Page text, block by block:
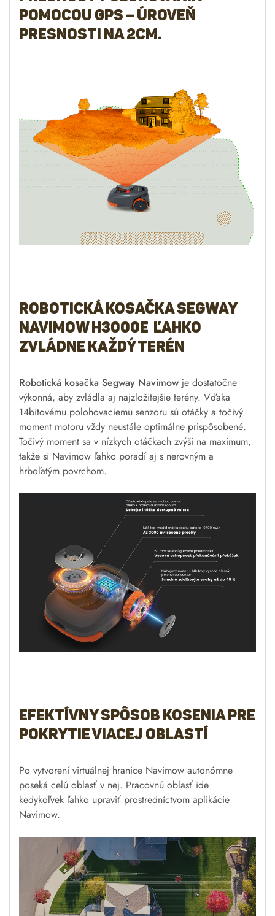
Robotická kosačka Segway
Navimow H3000E ľahko
zvládne každý terén
Robotická kosačka Segway Navimow
je dostatočne
výkonná, aby zvládla aj najzložitejšie terény. Vďaka
14bitovému polohovaciemu senzoru sú otáčky a točivý
hrboľatým povrchom.
Efektívny spôsob kosenia pre
pokrytie viacej oblastí
Po vytvorení virtuálnej hranice Navimow autonómne
poseká celú oblasť v nej. Pracovnú oblasť ide
kedykoľvek ľahko upraviť prostredníctvom aplikácie
Inteligentný navigačný
systém prináša výnimočné
výsledky